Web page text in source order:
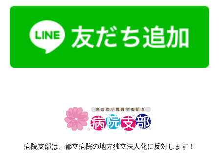
病院支部は、都立病院の地方独立法人化に反対します！